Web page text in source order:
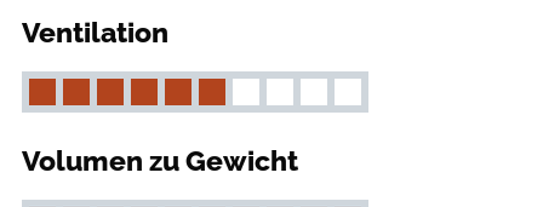
Ventilation
Volumen zu Gewicht